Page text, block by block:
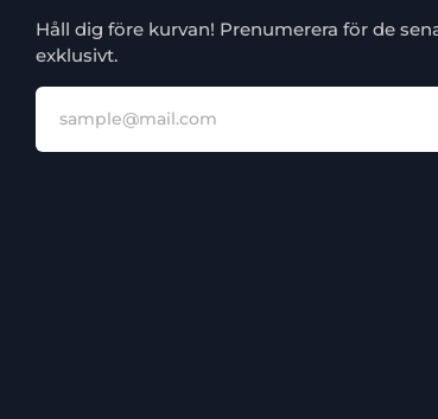
Håll dig före kurvan! Prenumerera för de
exklusivt.